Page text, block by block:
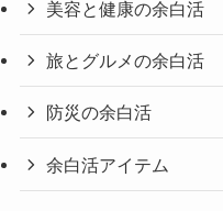
美容と健康の余白活
旅とグルメの余白活
防災の余白活
余白活アイテム